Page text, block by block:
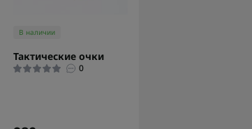
В наличии
Тактические очки
0